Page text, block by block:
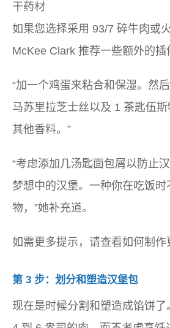
干药材
如果您选择采用 93/7 碎牛肉或
McKee Clark 推荐一些额外的插
“加一个鸡蛋来粘合和保湿。然
马苏里拉芝士丝以及 1 茶匙伍
其他香料。”
“考虑添加几汤匙面包屑以防止
梦想中的汉堡。一种你在吃饭
物，”她补充道。
如需更多提示，请查看如何制作
第 3 步：划分和塑造汉堡包
现在是时候分割和塑造成馅饼